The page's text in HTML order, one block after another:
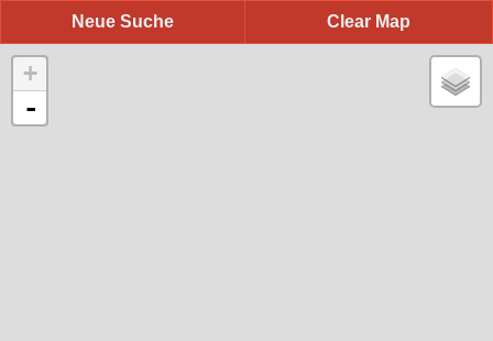
Clear Map
Neue Suche
+
-